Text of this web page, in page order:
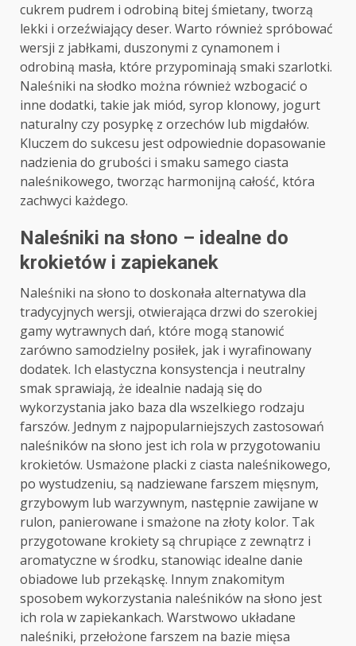
cukrem pudrem i odrobiną bitej śmietany, tworzą
lekki i orzeźwiający deser. Warto również spróbować
wersji z jabłkami, duszonymi z cynamonem i
odrobiną masła, które przypominają smaki szarlotki.
Naleśniki na słodko można również wzbogacić o
inne dodatki, takie jak miód, syrop klonowy, jogurt
naturalny czy posypkę z orzechów lub migdałów.
Kluczem do sukcesu jest odpowiednie dopasowanie
nadzienia do grubości i smaku samego ciasta
naleśnikowego, tworząc harmonijną całość, która
zachwyci każdego.
Naleśniki na słono – idealne do
krokietów i zapiekanek
Naleśniki na słono to doskonała alternatywa dla
tradycyjnych wersji, otwierająca drzwi do szerokiej
gamy wytrawnych dań, które mogą stanowić
zarówno samodzielny posiłek, jak i wyrafinowany
dodatek. Ich elastyczna konsystencja i neutralny
smak sprawiają, że idealnie nadają się do
wykorzystania jako baza dla wszelkiego rodzaju
farszów. Jednym z najpopularniejszych zastosowań
naleśników na słono jest ich rola w przygotowaniu
krokietów. Usmażone placki z ciasta naleśnikowego,
po wystudzeniu, są nadziewane farszem mięsnym,
grzybowym lub warzywnym, następnie zawijane w
rulon, panierowane i smażone na złoty kolor. Tak
przygotowane krokiety są chrupiące z zewnątrz i
aromatyczne w środku, stanowiąc idealne danie
obiadowe lub przekąskę. Innym znakomitym
sposobem wykorzystania naleśników na słono jest
ich rola w zapiekankach. Warstwowo układane
naleśniki, przełożone farszem na bazie mięsa